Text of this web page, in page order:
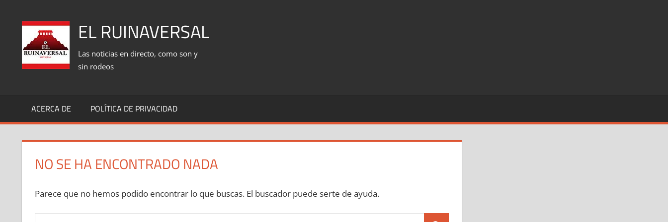
contenido
EL RUINAVERSAL
Las noticias en directo, como son y
sin rodeos
ACERCA DE POLÍTICA DE PRIVACIDAD
NO SE HA ENCONTRADO NADA
Parece que no hemos podido encontrar lo que buscas. El buscador puede serte de ayuda.